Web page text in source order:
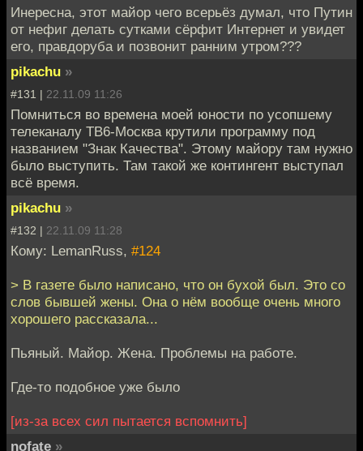
Инересна, этот майор чего всерьёз думал, что Путин
от нефиг делать сутками сёрфит Интернет и увидет
его, правдоруба и позвонит ранним утром???
pikachu »
#131 | 22.11.09 11:26
Помниться во времена моей юности по усопшему
телеканалу ТВ6-Москва крутили программу под
названием "Знак Качества". Этому майору там нужно
было выступить. Там такой же контингент выступал
всё время.
pikachu »
#132 | 22.11.09 11:28
Кому: LemanRuss, #124
> В газете было написано, что он бухой был. Это со
слов бывшей жены. Она о нём вообще очень много
хорошего рассказала...
Пьяный. Майор. Жена. Проблемы на работе.
Где-то подобное уже было
[из-за всех сил пытается вспомнить]
nofate »